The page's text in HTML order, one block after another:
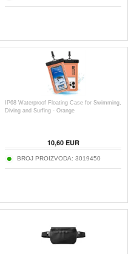
IP68 Waterproof Floating Case for Swimming,
Diving and Surfing - Orange
10,60EUR
BROJ PROIZVODA: 3019450